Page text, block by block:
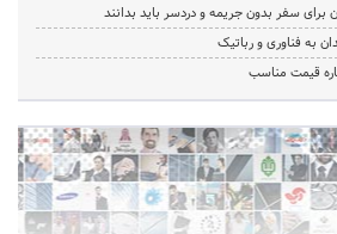
برای سفر بدون جریمه و دردسر باید بدانند
قیمت مناسب